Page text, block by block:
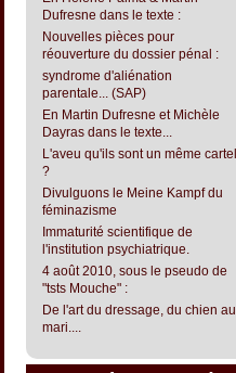
Dufresne dans le texte :
Nouvelles pièces pour
réouverture du dossier pénal :
syndrome d'aliénation
parentale... (SAP)
En Martin Dufresne et Michèle
Dayras dans le texte...
L'aveu qu'ils sont un même cartel
?
Divulguons le Meine Kampf du
féminazisme
Immaturité scientifique de
l'institution psychiatrique.
4 août 2010, sous le pseudo de
"tsts Mouche" :
De l'art du dressage, du chien au
mari....